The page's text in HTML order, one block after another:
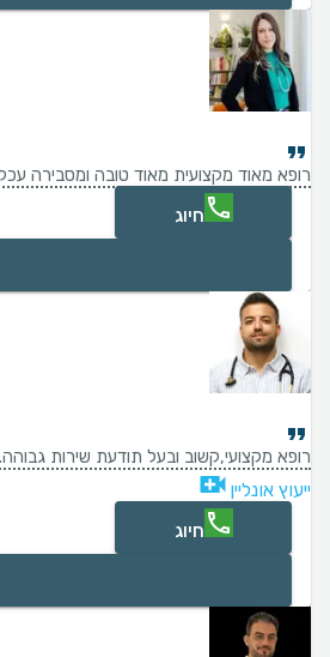
רופא מאוד מקצועית מאוד טובה ומסבירה
חיוג
רופא מקצועי,קשוב ובעל תודעת שירות
ייעוץ אונליין
חיוג